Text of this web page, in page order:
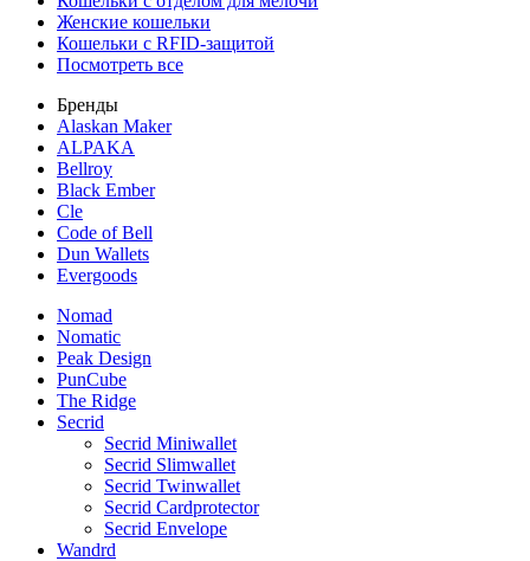
Женские кошельки
Кошельки с RFID-защитой
Посмотреть все
Бренды
Alaskan Maker
ALPAKA
Bellroy
Black Ember
Cle
Code of Bell
Dun Wallets
Evergoods
Nomad
Nomatic
Peak Design
PunCube
The Ridge
Secrid
Secrid Miniwallet
Secrid Slimwallet
Secrid Twinwallet
Secrid Cardprotector
Secrid Envelope
Wandrd